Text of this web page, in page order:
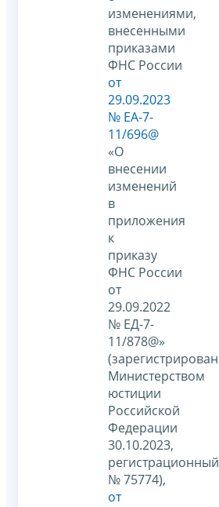
изменениями,
внесенными
приказами
ФНС России
от
29.09.2023
№ ЕА-7-
11/696@
«О
внесении
изменений
в
приложения
к
приказу
ФНС России
от
29.09.2022
№ ЕД-7-
11/878@»
(зарегистрирован
Министерством
юстиции
Российской
Федерации
30.10.2023,
регистрационный
№ 75774),
от